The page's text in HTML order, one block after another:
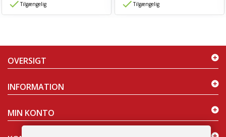
Tilgængelig Tilgængelig
OVERSIGT
INFORMATION
MIN KONTO